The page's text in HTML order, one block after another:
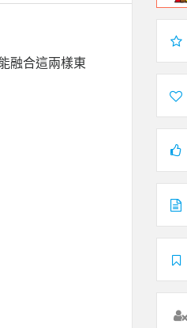
融合這兩樣東